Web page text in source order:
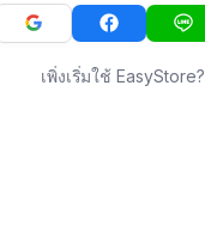
เพิ่งเริ่มใช้ EasyStore?